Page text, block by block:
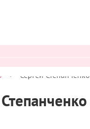
> Сергей Степанченко